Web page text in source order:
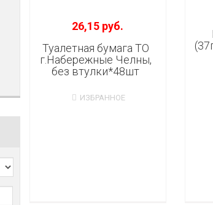
26,15 руб.
Туалетная бумага ТО
г.Набережные Челны,
без втулки*48шт
ИЗБРАННОЕ